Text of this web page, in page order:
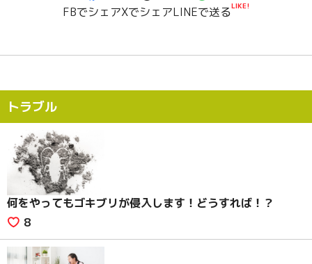
FBでシェアXでシェアLINEで送るLIKE!
トラブル
何をやってもゴキブリが侵入します！どうすれば！？
8